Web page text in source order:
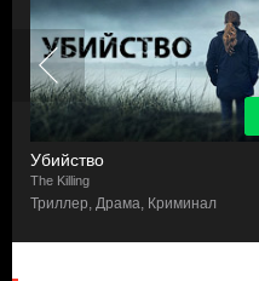
Убийство
The Killing
Триллер, Драма, Криминал